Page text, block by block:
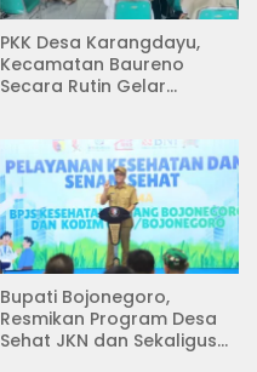
PKK Desa Karangdayu,
Kecamatan Baureno
Secara Rutin Gelar
Bupati Bojonegoro,
Resmikan Program Desa
Sehat JKN dan Sekaligus